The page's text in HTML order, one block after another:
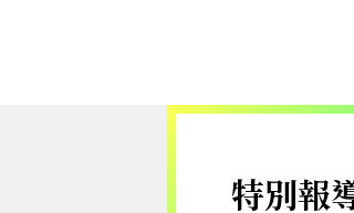
特別報